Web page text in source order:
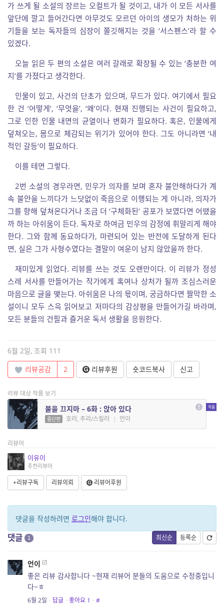
가 쓰게 될 소설의 장르는 오컬트가 될 것이고, 내가 이 모든 서사를
앞단에 깔고 들어간다면 아무것도 모르던 아이의 생모가 처하는 위
기들을 보는 독자들의 심장이 쫄깃해지는 것을 ‘서스펜스’라 할 수
있겠다.
오늘 읽은 두 편의 소설은 여러 갈래로 확장될 수 있는 ‘충분한 여
지’를 가졌다고 생각한다.
인물이 있고, 사건의 단초가 있으며, 무드가 있다. 여기에서 필요
한 건 ‘어떻게’, ‘무엇을’, ‘왜’이다. 현재 진행되는 사건이 필요하고,
그로 인한 인물 내면의 균열이나 변화가 필요하다. 혹은, 인물에게
덮쳐오는, 몸으로 체감되는 위기가 있어야 한다. 그도 아니라면 ‘내
적인 갈등’이 필요하다.
이를 테면 그렇다.
2번 소설의 경우라면, 민우가 의자를 보며 혼자 불안해하다가 계
속 불안을 느끼다가 느닷없이 죽음으로 이행되는 게 아니라, 의자가
그를 향해 덮쳐온다거나 조금 더 ‘구체화된’ 공포가 보였다면 어땠을
까 하는 아쉬움이 든다. 독자로 하여금 민우의 감정에 휘말리게 해야
한다. 그와 함께 동요하다가, 마련되어 있는 반전에 도달하게 된다
면, 실은 그가 사형수였다는 결말이 여운이 남지 않았을까 한다.
재미있게 읽었다. 리뷰를 쓰는 것도 오랜만이다. 이 리뷰가 정성
스레 서사를 만들어가는 작가에게 혹여나 상처가 될까 조심스러운
마음으로 글을 맺는다. 아쉬움은 나의 몫이며, 궁금하다면 짤막한 소
설이니 모두 스윽 읽어보고 저마다의 감상평을 만들어가길 바라며,
모든 분들의 건필과 즐거운 독서 생활을 응원한다.
6월 2일, 조회 111
리뷰공감
2 리뷰후원 숏코드복사 신고
리뷰 대상 작품 보기
불을 끄지마 – 6화 : 앉아 있다
중단편 호러, 추리/스릴러 | 언이
리뷰어
이유이
추천리뷰어
+리뷰구독 리뷰의뢰 리뷰어후원
댓글을 작성하려면 로그인해야 합니다.
최신순 등록순
댓글 1
언이
좋은 리뷰 감사합니다 ~현재 리뷰어 분들의 도움으로 수정중입니
다~ㅎ
6월 2일 · 답글 · 좋아요 1 · #